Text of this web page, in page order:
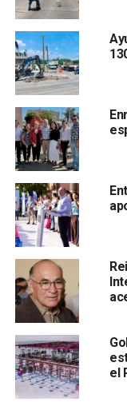
compromiso
alcalde de San Luis
durante el festejo
madres
Arriaga Márquez,
dedicación y la
desempeñan las
las distintas áreas
municipal.
Durante la
convivieron con
el